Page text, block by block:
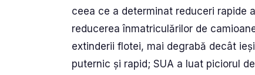
ceea ce a determinat reduceri rapide
reducerea înmatriculărilor de
extinderii flotei, mai degrabă decât
puternic și rapid; SUA a luat piciorul